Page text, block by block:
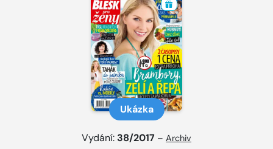
Ukázka
Vydání: 38/2017 – Archiv